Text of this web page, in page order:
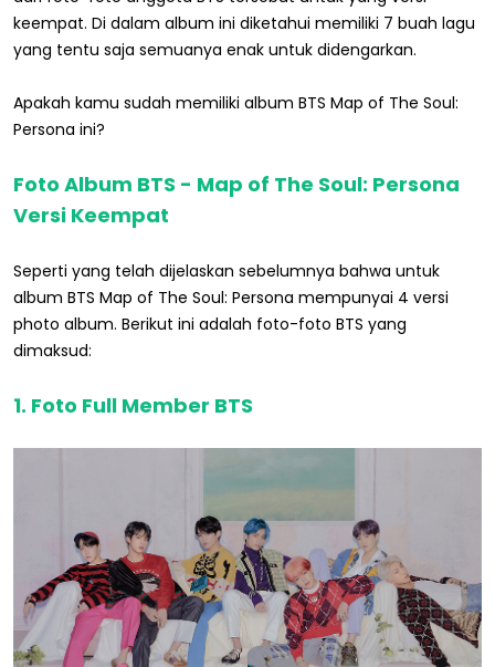
keempat. Di dalam album ini diketahui memiliki 7 buah lagu
yang tentu saja semuanya enak untuk didengarkan.
Apakah kamu sudah memiliki album BTS Map of The Soul:
Persona ini?
Foto Album BTS - Map of The Soul: Persona
Versi Keempat
Seperti yang telah dijelaskan sebelumnya bahwa untuk
album BTS Map of The Soul: Persona mempunyai 4 versi
photo album. Berikut ini adalah foto-foto BTS yang
dimaksud:
1. Foto Full Member BTS